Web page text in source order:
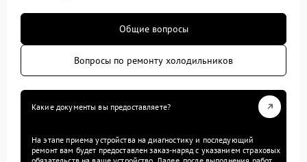
Общие вопросы
Вопросы по ремонту холодильников
Какие документы вы предоставляете?
На этапе приема устройства на диагностику и последующий
ремонт вам будет предоставлен заказ-наряд с указанием страховых